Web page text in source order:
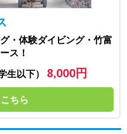
・体験ダイビング・竹富
ス！
生以下） 8,000円
ちら